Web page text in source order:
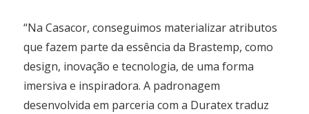
“Na Casacor, conseguimos materializar atributos
que fazem parte da essência da Brastemp, como
design, inovação e tecnologia, de uma forma
imersiva e inspiradora. A padronagem
desenvolvida em parceria com a Duratex traduz